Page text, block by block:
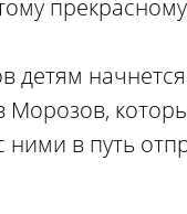
детям
Морозов,
ними в путь